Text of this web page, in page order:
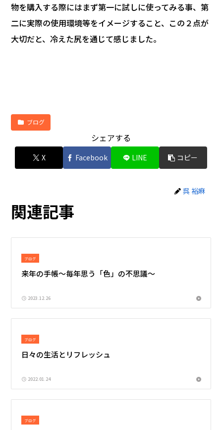
物を購入する際にはまず第一に試しに使ってみる事、第
二に実際の使用環境等をイメージすること、この２点が
大切だと、冷えた尻を通じて感じました。
ブログ
シェアする
X Facebook LINE コピー
呉 裕麻
関連記事
ブログ
来年の手帳～毎年思う「色」の不思議～
2023.12.26
ブログ
日々の生活とリフレッシュ
2022.01.24
ブログ